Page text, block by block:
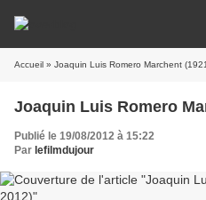
Accueil » Joaquin Luis Romero Marchent
Joaquin Luis Romero
Publié le 19/08/2012 à 15:22
Par lefilmdujour